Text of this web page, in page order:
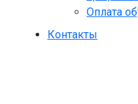
Оплата
Контакты